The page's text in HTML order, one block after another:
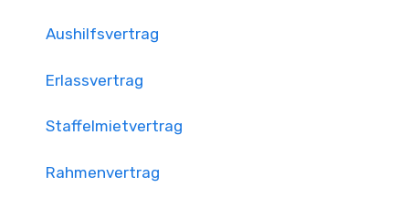
Aushilfsvertrag
Erlassvertrag
Staffelmietvertrag
Rahmenvertrag